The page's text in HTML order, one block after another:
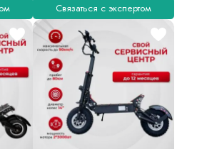
Связаться с экспертом